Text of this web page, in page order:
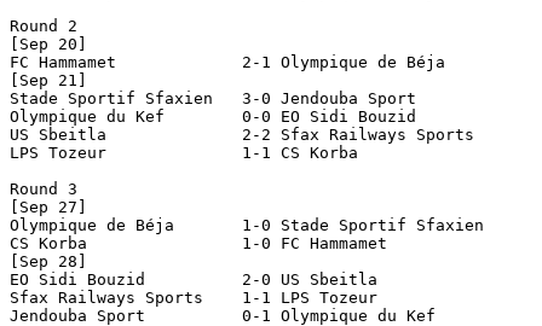
Round 2
[Sep 20]
FC Hammamet		2-1 Olympique de Béja
[Sep 21]
Stade Sportif Sfaxien	3-0 Jendouba Sport
Olympique du Kef	0-0 EO Sidi Bouzid
US Sbeitla              2-2 Sfax Railways Sports
LPS Tozeur		1-1 CS Korba
Round 3
[Sep 27]
Olympique de Béja	1-0 Stade Sportif Sfaxien
CS Korba		1-0 FC Hammamet
[Sep 28]
EO Sidi Bouzid		2-0 US Sbeitla
Sfax Railways Sports	1-1 LPS Tozeur
Jendouba Sport		0-1 Olympique du Kef